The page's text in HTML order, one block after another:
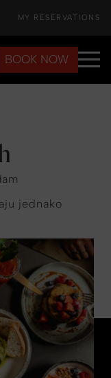
MY RESERVATIONS
BOOK NOW
jednako